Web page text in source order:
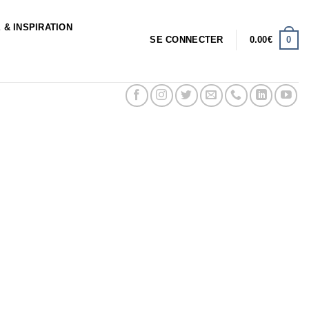
& INSPIRATION
SE CONNECTER
0.00€ 0